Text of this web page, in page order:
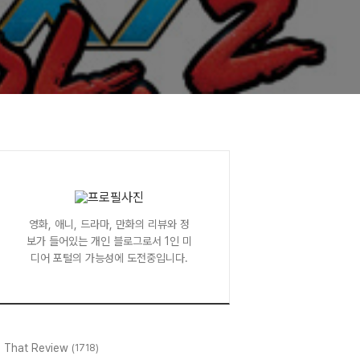
영화, 애니, 드라마, 만화의 리뷰와 정
보가 들어있는 개인 블로그로서 1인 미
디어 포털의 가능성에 도전중입니다.
That Review (1718)